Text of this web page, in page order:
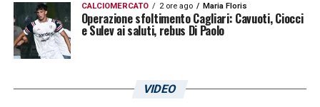
CALCIOMERCATO 2 ore ago Maria Floris
Operazione sfoltimento Cagliari: Cavuoti, Ciocci
e Sulev ai saluti, rebus Di Paolo
VIDEO